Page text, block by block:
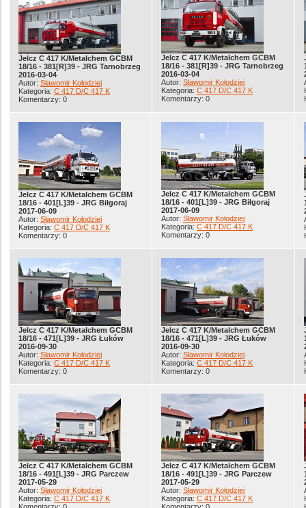
Jelcz C 417 K/Metalchem GCBM
18/16 - 381[R]39 - JRG Tarnobrzeg
2016-03-04
Autor: Sławomir Kołodziej
Kategoria: C 417 D/C 417 K
Komentarzy: 0
Jelcz C 417 K/Metalchem GCBM
18/16 - 381[R]39 - JRG Tarnobrzeg
2016-03-04
Autor: Sławomir Kołodziej
Kategoria: C 417 D/C 417 K
Komentarzy: 0
Jelcz C 417 K/Metalchem GCBM
18/16 - 401[L]39 - JRG Biłgoraj
2017-06-09
Autor: Sławomir Kołodziej
Kategoria: C 417 D/C 417 K
Komentarzy: 0
Jelcz C 417 K/Metalchem GCBM
18/16 - 401[L]39 - JRG Biłgoraj
2017-06-09
Autor: Sławomir Kołodziej
Kategoria: C 417 D/C 417 K
Komentarzy: 0
Jelcz C 417 K/Metalchem GCBM
18/16 - 471[L]39 - JRG Łuków
2016-09-30
Autor: Sławomir Kołodziej
Kategoria: C 417 D/C 417 K
Komentarzy: 0
Jelcz C 417 K/Metalchem GCBM
18/16 - 471[L]39 - JRG Łuków
2016-09-30
Autor: Sławomir Kołodziej
Kategoria: C 417 D/C 417 K
Komentarzy: 0
Jelcz C 417 K/Metalchem GCBM
18/16 - 491[L]39 - JRG Parczew
2017-05-29
Autor: Sławomir Kołodziej
Kategoria: C 417 D/C 417 K
Jelcz C 417 K/Metalchem GCBM
18/16 - 491[L]39 - JRG Parczew
2017-05-29
Autor: Sławomir Kołodziej
Kategoria: C 417 D/C 417 K